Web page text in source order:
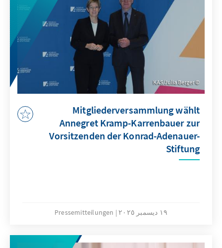
KAS/Julia Berger
Mitgliederversammlung wählt
Annegret Kramp-Karrenbauer zur
Vorsitzenden der Konrad-Adenauer-
Stiftung
١٩ ديسمبر ٢٠٢٥ Pressemitteilungen